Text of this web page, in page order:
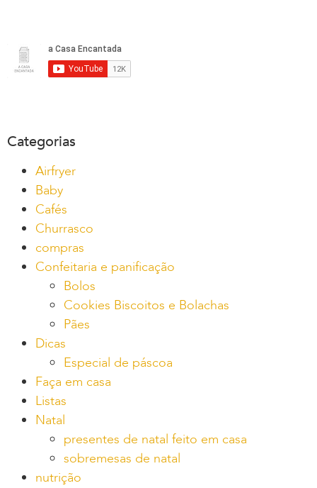
Categorias
Airfryer
Baby
Cafés
Churrasco
compras
Confeitaria e panificação
Bolos
Cookies Biscoitos e Bolachas
Pães
Dicas
Especial de páscoa
Faça em casa
Listas
Natal
presentes de natal feito em casa
sobremesas de natal
nutrição